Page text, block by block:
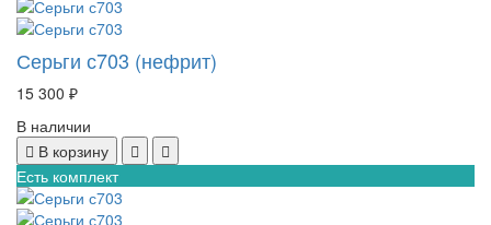
Серьги с703 (нефрит)
15 300 ₽
В наличии
В корзину
Есть комплект